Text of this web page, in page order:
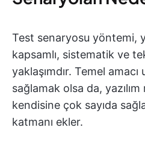
Test senaryosu yöntemi,
kapsamlı, sistematik ve
yaklaşımdır. Temel
sağlamak olsa da,
kendisine çok sayıda
katmanı ekler.